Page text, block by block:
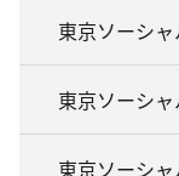
東京ソーシ
東京ソーシ
東京ソーシ